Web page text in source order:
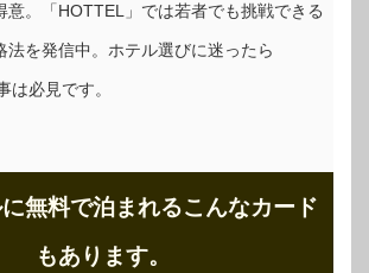
意。「HOTTEL」では若者でも挑戦できる
法を発信中。ホテル選びに迷ったら
は必見です。
無料で泊まれるこんなカード
もあります。